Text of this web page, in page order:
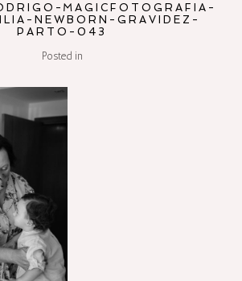
MAGICFOTOGRAFIA-
NEWBORN-GRAVIDEZ-
PARTO-043
Posted in